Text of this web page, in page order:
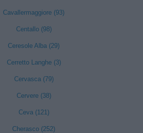
Cavallermaggiore (93)
Centallo (98)
Ceresole Alba (29)
Cerretto Langhe (3)
Cervasca (79)
Cervere (38)
Ceva (121)
Cherasco (252)